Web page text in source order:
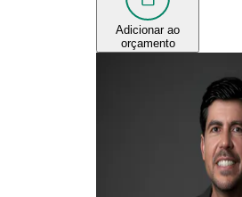
Adicionar ao
orçamento